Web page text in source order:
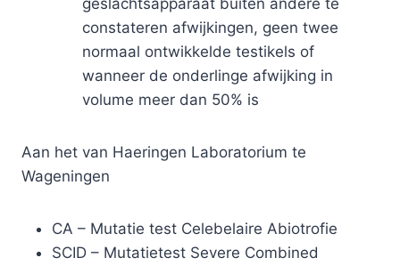
constateren afwijkingen, geen twee
normaal ontwikkelde testikels of
wanneer de onderlinge afwijking in
volume meer dan 50% is
Aan het van Haeringen Laboratorium te
Wageningen
CA – Mutatie test Celebelaire Abiotrofie
SCID – Mutatietest Severe Combined